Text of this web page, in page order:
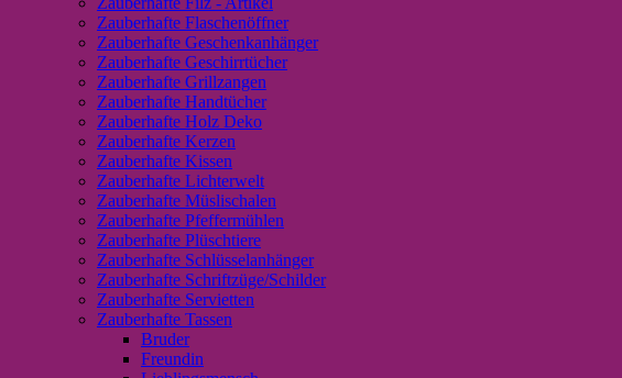
Zauberhafte Flaschenöffner
Zauberhafte Geschenkanhänger
Zauberhafte Geschirrtücher
Zauberhafte Grillzangen
Zauberhafte Handtücher
Zauberhafte Holz Deko
Zauberhafte Kerzen
Zauberhafte Kissen
Zauberhafte Lichterwelt
Zauberhafte Müslischalen
Zauberhafte Pfeffermühlen
Zauberhafte Plüschtiere
Zauberhafte Schlüsselanhänger
Zauberhafte Schriftzüge/Schilder
Zauberhafte Servietten
Zauberhafte Tassen
Bruder
Freundin